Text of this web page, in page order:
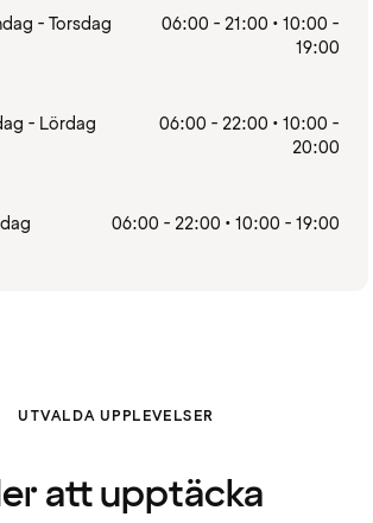
- Torsdag
06:00 - 21:00 • 10:00 -
19:00
- Lördag
06:00 - 22:00 • 10:00 -
20:00
06:00 - 22:00 • 10:00 - 19:00
UTVALDA UPPLEVELSER
att upptäcka